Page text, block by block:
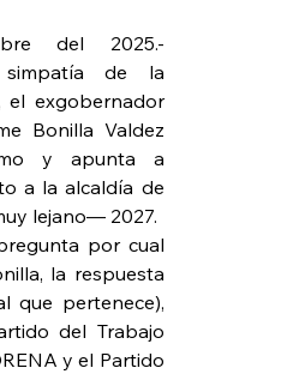
del 2025.-
de la
el exgobernador
Bonilla Valdez
y apunta a
a la alcaldía de
lejano— 2027.
por cual
la respuesta
que pertenece),
del Trabajo
y el Partido